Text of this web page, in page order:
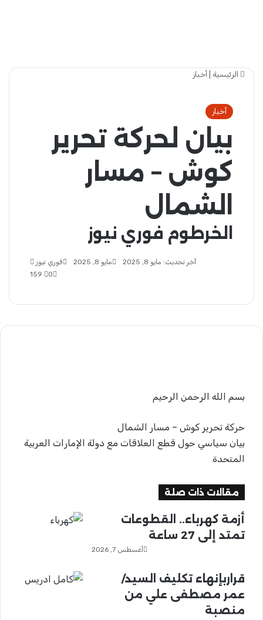
الرئيسية أخبار
أخبار
بيان لحركة تحرير
كوش – مسار
الشمال
الخرطوم فوري نيوز
فوري نيوز مايو 8, 2025
آخر تحديث: مايو 8, 2025
0
بسم الله الرحمن الرحيم
حركة تحرير كوش – مسار الشمال
بيان سياسي حول قطع العلاقات مع دولة الإمارات العربية
المتحدة
مقالات ذات صلة
أزمة كهرباء.. القطوعات
تمتد إلى 27 ساعة
أغسطس 7, 2026
قراربإنهاء تكليف السيد/
عمر مصطفى علي من
منصبة